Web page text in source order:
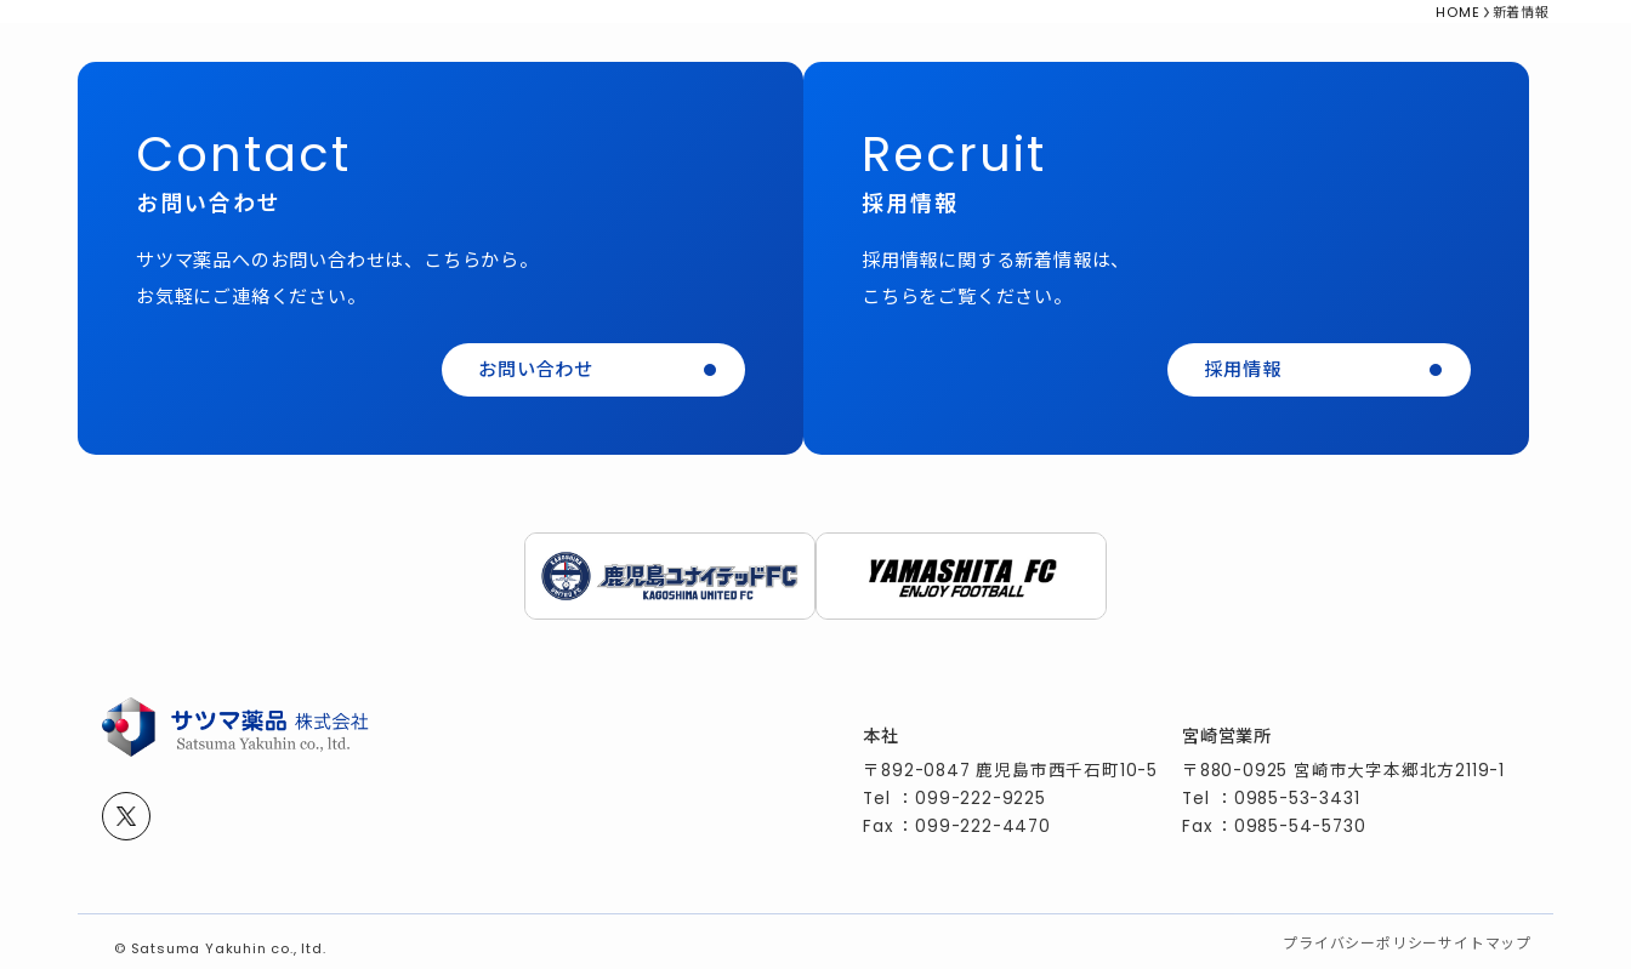
HOME 新着情報
Contact
お問い合わせ
サツマ薬品へのお問い合わせは、こちらから。
お気軽にご連絡ください。
お問い合わせ
Recruit
採用情報
採用情報に関する新着情報は、
こちらをご覧ください。
採用情報
本社
〒892-0847 鹿児島市西千石町10-5
Tel
：099-222-9225
Fax ：099-222-4470
宮崎営業所
〒880-0925 宮崎市大字本郷北方2119-1
Tel
： 0985-53-3431
Fax ：0985-54-5730
プライバシーポリシーサイトマップ
© Satsuma Yakuhin co., ltd.